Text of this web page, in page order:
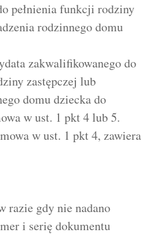
pełnienia funkcji rodziny
rodzinnego domu
zakwalifikowanego do
zastępczej lub
domu dziecka do
w ust. 1 pkt 4 lub 5.
w ust. 1 pkt 4, zawiera
razie gdy nie nadano
i serię dokumentu